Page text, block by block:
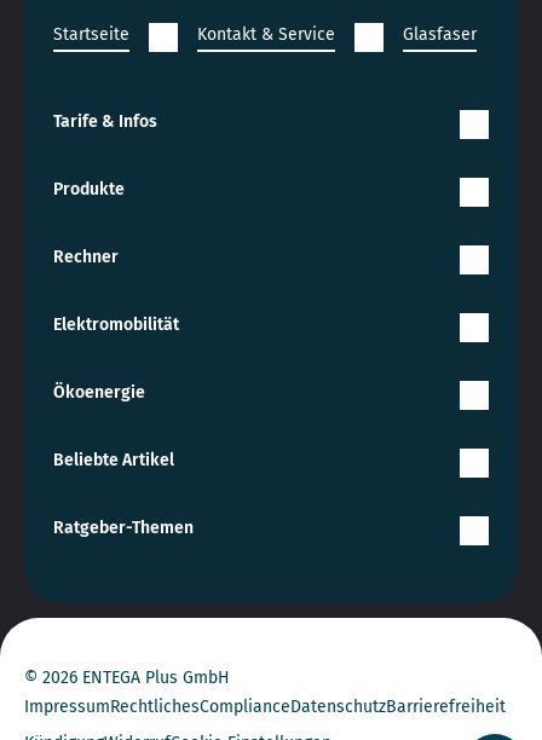
Startseite Kontakt & Service Glasfaser
Tarife & Infos
Produkte
Rechner
Elektromobilität
Ökoenergie
Beliebte Artikel
Ratgeber-Themen
© 2026 ENTEGA Plus GmbH
ImpressumRechtlichesComplianceDatenschutzBarrierefreiheit